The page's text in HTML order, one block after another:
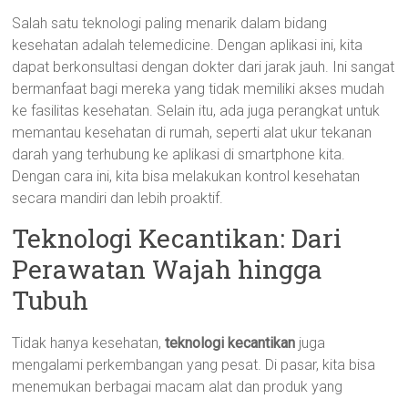
Salah satu teknologi paling menarik dalam bidang
kesehatan adalah telemedicine. Dengan aplikasi ini, kita
dapat berkonsultasi dengan dokter dari jarak jauh. Ini sangat
bermanfaat bagi mereka yang tidak memiliki akses mudah
ke fasilitas kesehatan. Selain itu, ada juga perangkat untuk
memantau kesehatan di rumah, seperti alat ukur tekanan
darah yang terhubung ke aplikasi di smartphone kita.
Dengan cara ini, kita bisa melakukan kontrol kesehatan
secara mandiri dan lebih proaktif.
Teknologi Kecantikan: Dari
Perawatan Wajah hingga
Tubuh
Tidak hanya kesehatan,teknologi kecantikan juga
mengalami perkembangan yang pesat. Di pasar, kita bisa
menemukan berbagai macam alat dan produk yang